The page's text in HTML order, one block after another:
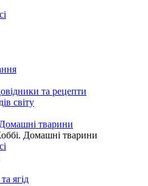
та рецепти
світу
тварини
Домашні тварини
ягід